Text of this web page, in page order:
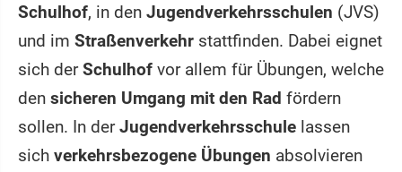
Schulhof, in den Jugendverkehrsschulen (JVS)
und im Straßenverkehr stattfinden. Dabei eignet
sich derSchulhof vor allem für Übungen, welche
den sicheren Umgang mit den Rad fördern
sollen. In derJugendverkehrsschule lassen
sich verkehrsbezogene Übungen absolvieren